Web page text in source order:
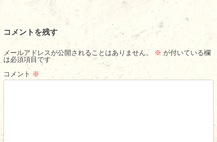
ゲ
ー
シ
ョ
コメントを残す
メールアドレスが公開されることはありません。 ※ が付いている欄
は必須項目です
コメント ※